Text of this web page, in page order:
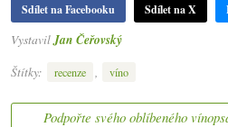
Sdílet na Facebooku Sdílet na X
Vystavil Jan Čeřovský
Štítky:
recenze , víno
Podpořte svého oblíbeného